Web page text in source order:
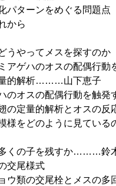
パターンをめぐる問題点
から
やってメスを探すのか
のオスの配偶行動を
的解析………山下恵子
のオスの配偶行動を触発
の定量的解析とオスの反
様をどのように見ている
くの子を残すか………鈴
交尾様式
ウ類の交尾栓とメスの多